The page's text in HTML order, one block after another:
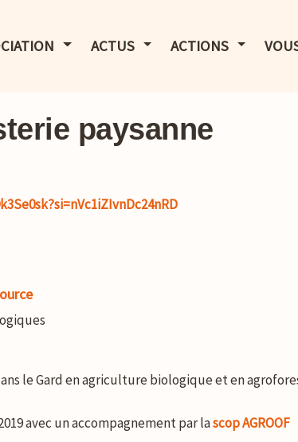
AFFICHER LE MENU
ACTUS AFFICHER LE MENU
ACTIONS AFFICHER
paysanne
le Gard en agriculture biologique et en
avec un accompagnement par lascop AGROOF